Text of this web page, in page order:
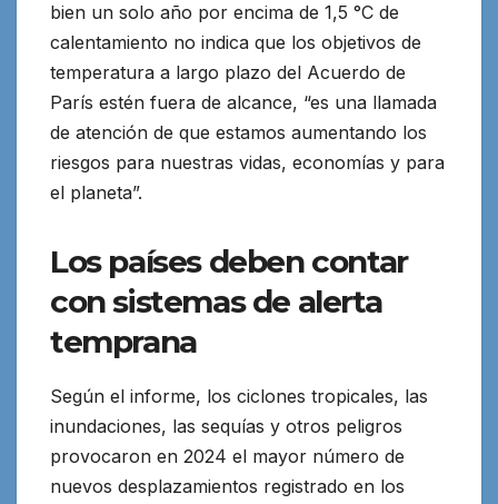
bien un solo año por encima de 1,5 °C de
calentamiento no indica que los objetivos de
temperatura a largo plazo del Acuerdo de
París estén fuera de alcance, “es una llamada
de atención de que estamos aumentando los
riesgos para nuestras vidas, economías y para
el planeta”.
Los países deben contar
con sistemas de alerta
temprana
Según el informe, los ciclones tropicales, las
inundaciones, las sequías y otros peligros
provocaron en 2024 el mayor número de
nuevos desplazamientos registrado en los